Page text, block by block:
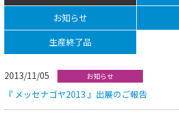
お知らせ
生産終了品
2013/11/05 お知らせ
『 メッセナゴヤ2013 』出展のご報告